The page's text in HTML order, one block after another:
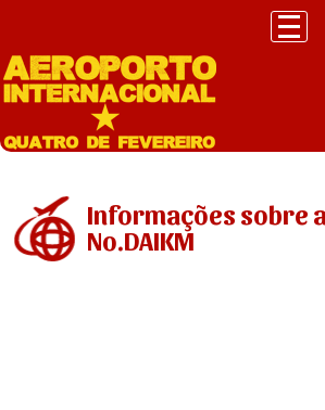
Informações sobre
No.DAIKM